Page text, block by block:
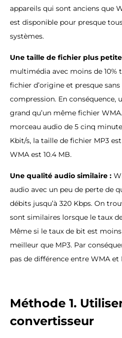
appareils qui sont anciens que
est disponible pour presque
systèmes.
Une taille de fichier plus
multimédia avec moins de 10%
fichier d’origine et presque
compression. En conséquence,
grand qu’un même fichier
morceau audio de 5 cinq
Kbit/s, la taille de fichier MP3
WMA est 10.4 MB.
Une qualité audio similaire :
audio avec un peu de perte de
débits jusqu’à 320 Kbps. On
sont similaires lorsque le taux
Même si le taux de bit est
meilleur que MP3. Par
pas de différence entre WMA et
Méthode 1.
convertisseur